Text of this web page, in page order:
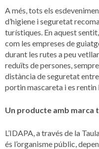
A més, tots els
d’higiene i seguretat
turístiques. En aquest
com les empreses de
durant les rutes a peu
reduïts de persones,
distància de seguretat
portin mascareta i es rentin
Un producte amb marca
L’IDAPA, a través de la
és l’organisme públic,